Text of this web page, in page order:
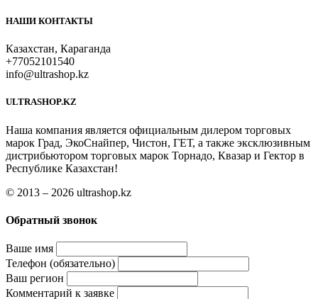
НАШИ КОНТАКТЫ
Казахстан, Караганда
+77052101540
info@ultrashop.kz
ULTRASHOP.KZ
Наша компания является официальным дилером торговых
марок Град, ЭкоСнайпер, Чистон, ГЕТ, а также эксклюзивным
дистрибьютором торговых марок Торнадо, Квазар и Гектор в
Республике Казахстан!
© 2013 – 2026 ultrashop.kz
Обратный звонок
Ваше имя
Телефон (обязательно)
Ваш регион
Комментарий к заявке